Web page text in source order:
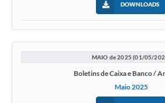
DOWNLOADS
MAIO de 2025 (01/05/
Boletins de Caixa e Banco /
Maio 2025